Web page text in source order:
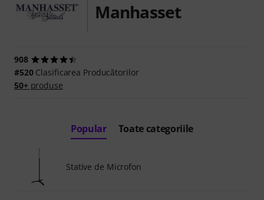
Manhasset
908
#520Clasificarea Producătorilor
50+produse
Popular Toate categoriile
Stative de Microfon